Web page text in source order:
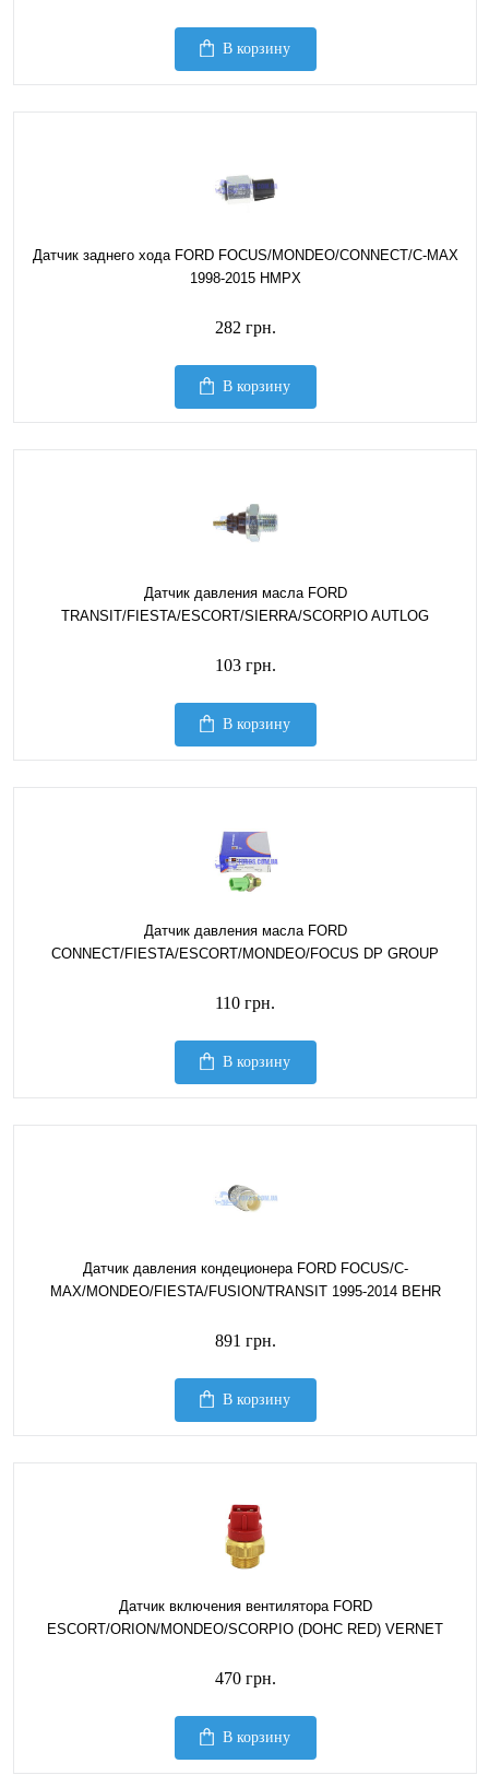
В корзину
Датчик заднего хода FORD FOCUS/MONDEO/CONNECT/C-MAX
1998-2015 HMPX
282 грн.
В корзину
Датчик давления масла FORD
TRANSIT/FIESTA/ESCORT/SIERRA/SCORPIO AUTLOG
103 грн.
В корзину
Датчик давления масла FORD
CONNECT/FIESTA/ESCORT/MONDEO/FOCUS DP GROUP
110 грн.
В корзину
Датчик давления кондеционера FORD FOCUS/C-
MAX/MONDEO/FIESTA/FUSION/TRANSIT 1995-2014 BEHR
891 грн.
В корзину
Датчик включения вентилятора FORD
ESCORT/ORION/MONDEO/SCORPIO (DOHC RED) VERNET
470 грн.
В корзину